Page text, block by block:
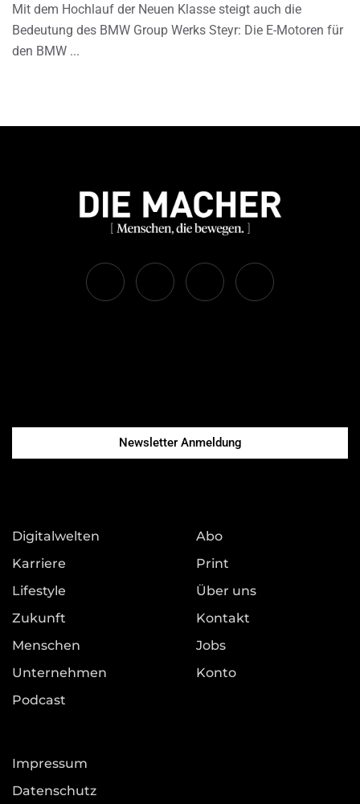
Mit dem Hochlauf der Neuen Klasse steigt auch die
Bedeutung des BMW Group Werks Steyr: Die E-Motoren für
den BMW
Newsletter Anmeldung
Digitalwelten
Karriere
Lifestyle
Zukunft
Menschen
Unternehmen
Podcast
Abo
Print
Über uns
Kontakt
Jobs
Konto
Impressum
Datenschutz